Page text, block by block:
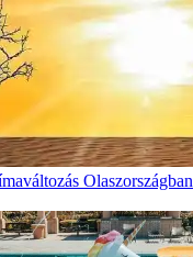
Olaszországban